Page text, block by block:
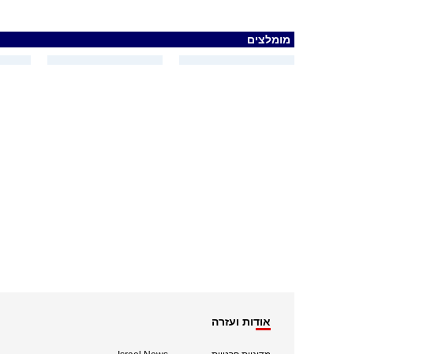
מומלצים
אודות ועזרה